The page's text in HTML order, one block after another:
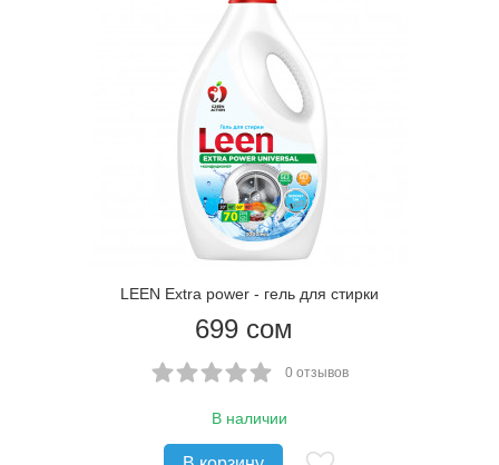
LEEN Extra power - гель для стирки
699 сом
0 отзывов
В наличии